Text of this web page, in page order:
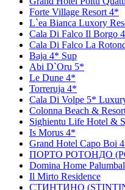
Forte Village Resort 4*
L`ea Bianca Luxory
Cala Di Falco Il Borgo
Cala Di Falco La
Baja 4* Sup
Abi D`Оru 5*
Le Dune 4*
Torreruja 4*
Cala Di Volpe 5*
Colonna Beach &
Sighientu Life Hotel &
Is Morus 4*
Grand Hotel Capo Boi
ПОРТО РОТОНДО
Domina Home
Il Mirto Residence
СТИНТИНО